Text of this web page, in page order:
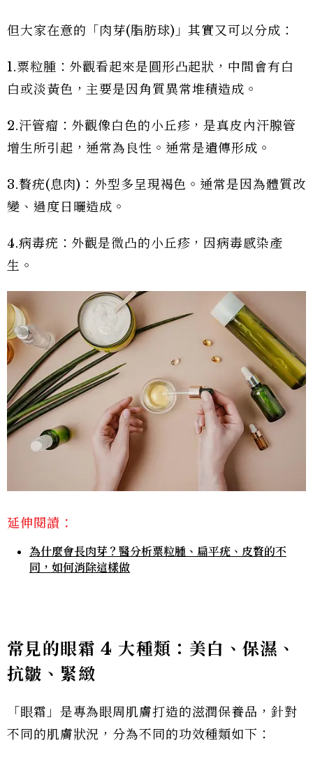
但大家在意的「肉芽(脂肪球)」其實又可以分成：
1.粟粒腫：外觀看起來是圓形凸起狀，中間會有白
白或淡黃色，主要是因角質異常堆積造成。
2.汗管瘤：外觀像白色的小丘疹，是真皮內汗腺管
增生所引起，通常為良性。通常是遺傳形成。
3.贅疣(息肉)：外型多呈現褐色。通常是因為體質改
變、過度日曬造成。
4.病毒疣：外觀是微凸的小丘疹，因病毒感染產
生。
延伸閱讀：
為什麼會長肉芽？醫分析粟粒腫、扁平疣、皮贅的不
同，如何消除這樣做
常見的眼霜 4 大種類：美白、保濕、
抗皺、緊緻
「眼霜」是專為眼周肌膚打造的滋潤保養品，針對
不同的肌膚狀況，分為不同的功效種類如下：